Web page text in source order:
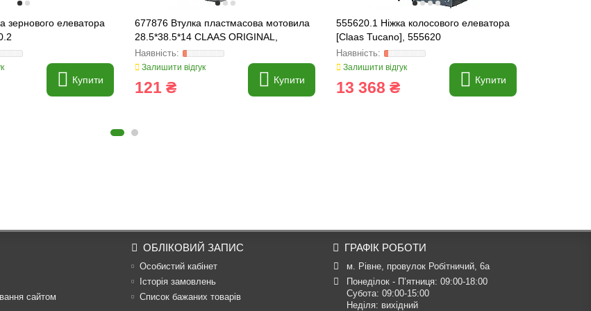
зернового елеватора
Купити
677876 Втулка пластмасова мотовила
28.5*38.5*14 CLAAS ORIGINAL,
677876.0
Залишити відгук
121 ₴ Купити
555620.1 Ніжка колосового елеватора
[Claas Tucano], 555620
Залишити відгук
13 368 ₴ Купити
сайтом
ОБЛІКОВИЙ ЗАПИС
Особистий кабінет
Історія замовлень
Список бажаних товарів
ГРАФІК РОБОТИ
м. Рівне, провулок Робітничий, 6а
Понеділок - П’ятниця: 09:00-18:00
Субота: 09:00-15:00
Неділя: вихідний